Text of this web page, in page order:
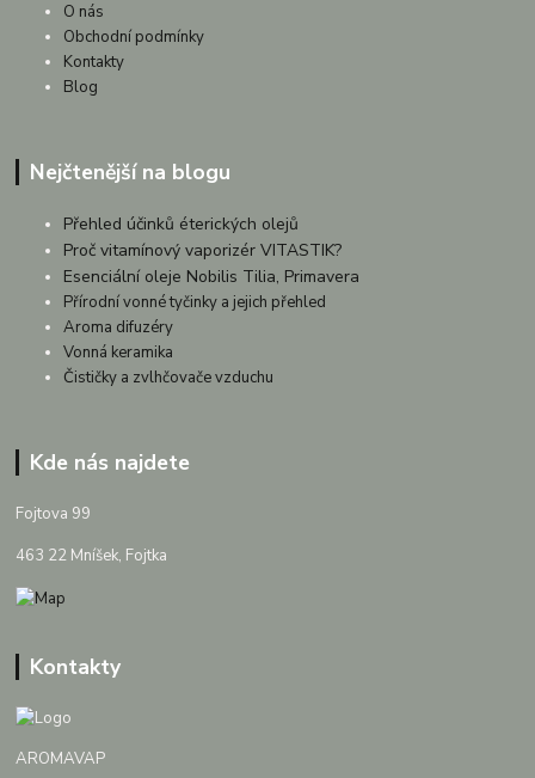
O nás
Obchodní podmínky
Kontakty
Blog
Nejčtenější na blogu
Přehled účinků éterických olejů
Proč vitamínový vaporizér VITASTIK?
Esenciální oleje Nobilis Tilia, Primavera
Přírodní vonné tyčinky a jejich přehled
Aroma difuzéry
Vonná keramika
Čističky a zvlhčovače vzduchu
Kde nás najdete
Fojtova 99
463 22 Mníšek, Fojtka
Kontakty
AROMAVAP